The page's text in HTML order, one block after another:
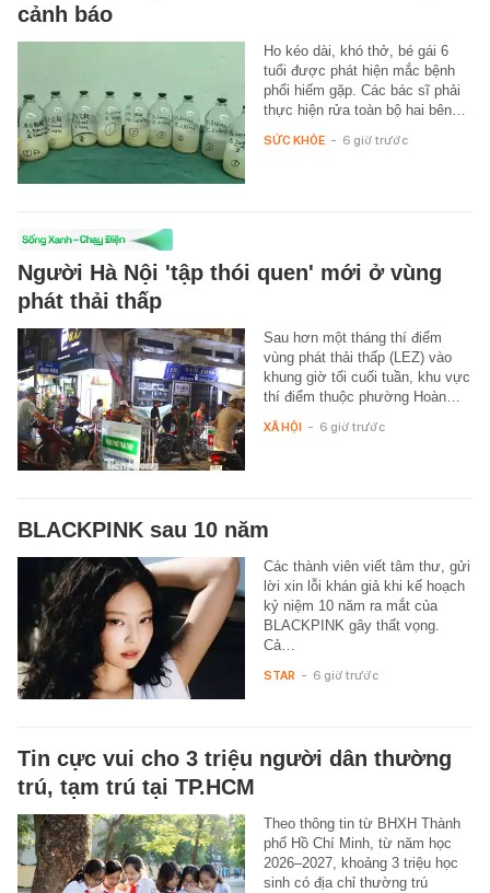
cảnh báo
Ho kéo dài, khó thở, bé gái 6
tuổi được phát hiện mắc bệnh
phổi hiếm gặp. Các bác sĩ phải
thực hiện rửa toàn bộ hai bên…
SỨC KHỎE - 6 giờ trước
Người Hà Nội 'tập thói quen' mới ở vùng
phát thải thấp
Sau hơn một tháng thí điểm
vùng phát thải thấp (LEZ) vào
khung giờ tối cuối tuần, khu vực
thí điểm thuộc phường Hoàn…
XÃ HỘI - 6 giờ trước
BLACKPINK sau 10 năm
Các thành viên viết tâm thư, gửi
lời xin lỗi khán giả khi kế hoạch
kỷ niệm 10 năm ra mắt của
BLACKPINK gây thất vọng.
Cả…
STAR - 6 giờ trước
Tin cực vui cho 3 triệu người dân thường
trú, tạm trú tại TP.HCM
Theo thông tin từ BHXH Thành
phố Hồ Chí Minh, từ năm học
2026–2027, khoảng 3 triệu học
sinh có địa chỉ thường trú